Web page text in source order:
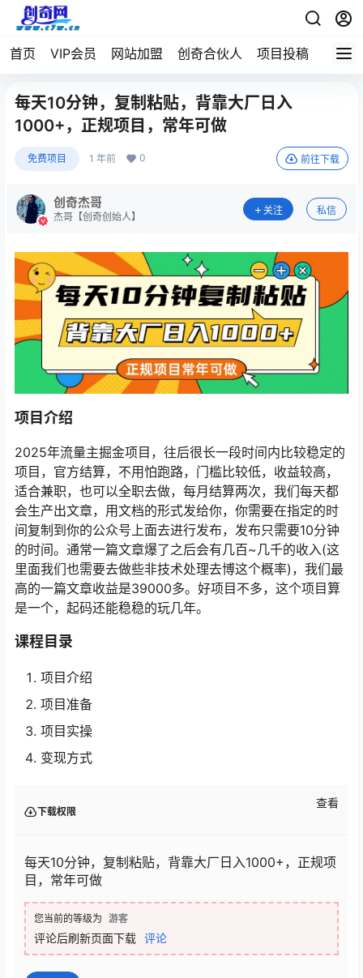
首页 VIP会员 网站加盟 创奇合伙人 项目投稿
每天10分钟，复制粘贴，背靠大厂日入
1000+，正规项目，常年可做
免费项目 1 年前 0 前往下载
创奇杰哥
杰哥【创奇创始人】
关注 私信
项目介绍
2025年流量主掘金项目，往后很长一段时间内比较稳定的
项目，官方结算，不用怕跑路，门槛比较低，收益较高，
适合兼职，也可以全职去做，每月结算两次，我们每天都
会生产出文章，用文档的形式发给你，你需要在指定的时
间复制到你的公众号上面去进行发布，发布只需要10分钟
的时间。通常一篇文章爆了之后会有几百~几千的收入(这
里面我们也需要去做些非技术处理去博这个概率)，我们最
高的一篇文章收益是39000多。好项目不多，这个项目算
是一个，起码还能稳稳的玩几年。
课程目录
项目介绍
项目准备
项目实操
变现方式
下载权限
查看
每天10分钟，复制粘贴，背靠大厂日入1000+，正规项
目，常年可做
您当前的等级为 游客
评论后刷新页面下载 评论